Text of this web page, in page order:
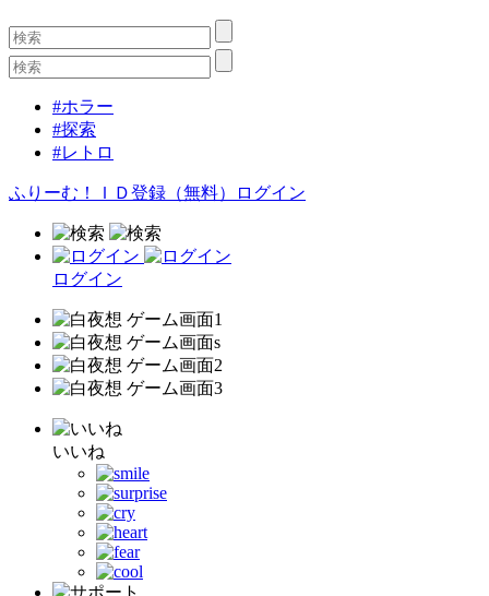
#ホラー
#探索
#レトロ
ふりーむ！ＩＤ登録（無料） ログイン
ログイン
いいね